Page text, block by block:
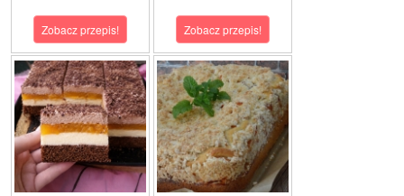
Zobacz przepis! Zobacz przepis!